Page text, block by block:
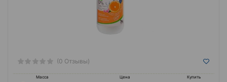
(0 Отзывы)
Масса Цена
Купить